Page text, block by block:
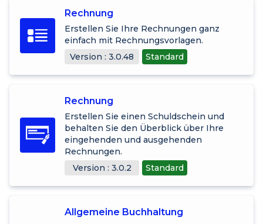
Rechnung
Erstellen Sie Ihre Rechnungen ganz
einfach mit Rechnungsvorlagen.
Version : 3.0.48
Standard
Rechnung
Erstellen Sie einen Schuldschein und
behalten Sie den Überblick über Ihre
eingehenden und ausgehenden
Rechnungen.
Version : 3.0.2
Standard
Allgemeine Buchhaltung